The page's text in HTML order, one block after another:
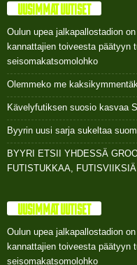
UUSIMMAT UUTISET
Oulun upea jalkapallostadion
kannattajien toiveesta päätyyn
seisomakatsomolohko
Olemmeko me
Kävelyfutiksen suosio kasvaa
Byyrin uusi sarja sukeltaa
BYYRI ETSII YHDESSÄ
FUTISTUKKAA,
UUSIMMAT UUTISET
Oulun upea jalkapallostadion
kannattajien toiveesta päätyyn
seisomakatsomolohko